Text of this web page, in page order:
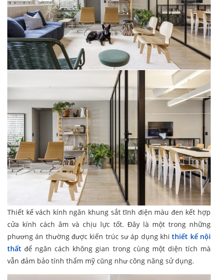
Thiết kế vách kính ngăn khung sắt tĩnh điện màu đen kết hợp
cửa kính cách âm và chịu lực tốt. Đây là một trong những
phương án thường được kiến trúc sư áp dụng khithiết kế nội
thất để ngăn cách không gian trong cùng một diện tích mà
vẫn đảm bảo tính thẩm mỹ cũng như công năng sử dụng.